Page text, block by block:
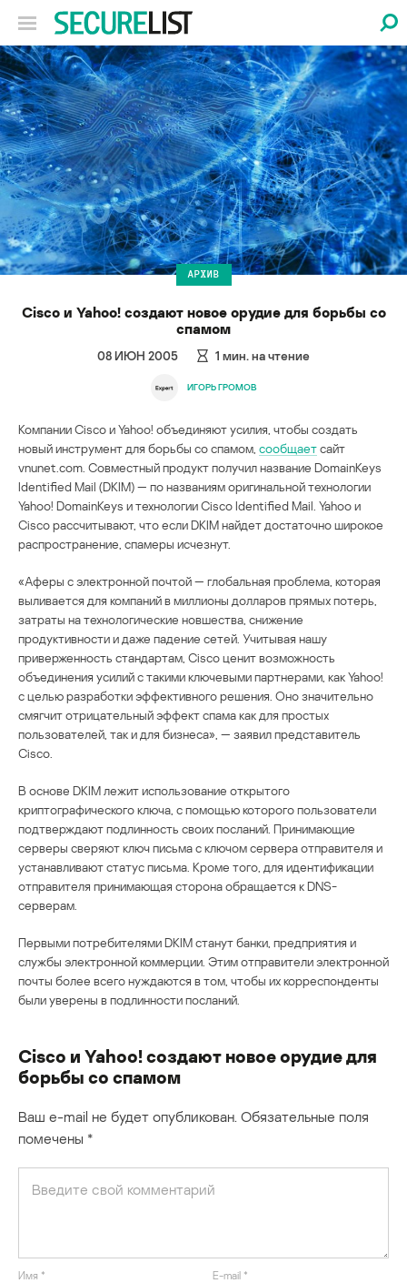
АРХИВ
Cisco и Yahoo! создают новое орудие для борьбы со
спамом
08 ИЮН 2005 1 мин. на чтение
ИГОРЬ ГРОМОВ
Компании Cisco и Yahoo! объединяют усилия, чтобы создать
новый инструмент для борьбы со спамом, сообщаетсайт
vnunet.com. Совместный продукт получил название DomainKeys
Identified Mail (DKIM) — по названиям оригинальной технологии
Yahoo! DomainKeys и технологии Cisco Identified Mail. Yahoo и
Cisco рассчитывают, что если DKIM найдет достаточно широкое
распространение, спамеры исчезнут.
«Аферы с электронной почтой — глобальная проблема, которая
выливается для компаний в миллионы долларов прямых потерь,
затраты на технологические новшества, снижение
продуктивности и даже падение сетей. Учитывая нашу
приверженность стандартам, Cisco ценит возможность
объединения усилий с такими ключевыми партнерами, как Yahoo!
с целью разработки эффективного решения. Оно значительно
смягчит отрицательный эффект спама как для простых
пользователей, так и для бизнеса», — заявил представитель
Cisco.
В основе DKIM лежит использование открытого
криптографического ключа, с помощью которого пользователи
подтверждают подлинность своих посланий. Принимающие
серверы сверяют ключ письма с ключом сервера отправителя и
устанавливают статус письма. Кроме того, для идентификации
отправителя принимающая сторона обращается к DNS-
серверам.
Первыми потребителями DKIM станут банки, предприятия и
службы электронной коммерции. Этим отправители электронной
почты более всего нуждаются в том, чтобы их корреспонденты
были уверены в подлинности посланий.
Cisco и Yahoo! создают новое орудие для
борьбы со спамом
Ваш e-mail не будет опубликован. Обязательные поля
помечены *
Имя * E-mail *